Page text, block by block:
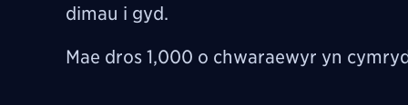
dimau i gyd.
Mae dros 1,000 o chwaraewyr yn